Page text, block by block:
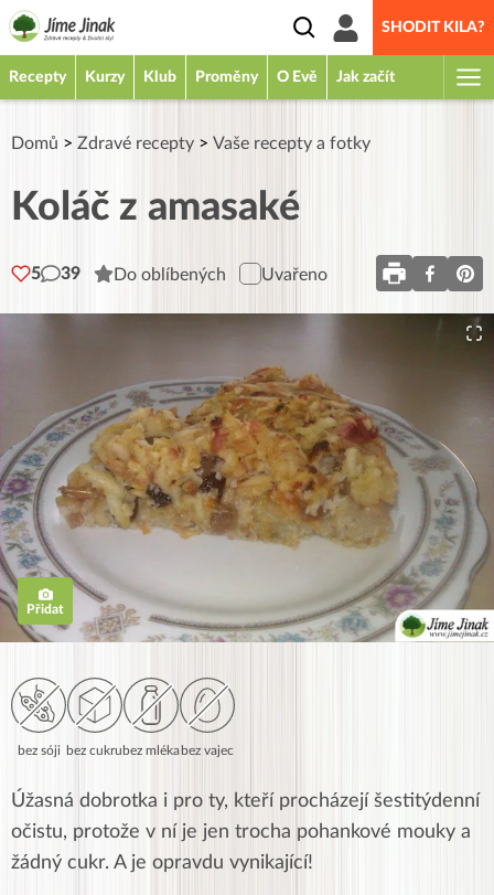
SHODIT KILA?
Recepty Kurzy Klub Proměny O Evě Jak začít
Domů > Zdravé recepty > Vaše recepty a fotky
Koláč z amasaké
5 39 Do oblíbených Uvařeno
Přidat
bez sóji bez cukru bez mléka bez vajec
Úžasná dobrotka i pro ty, kteří procházejí šestitýdenní
očistu, protože v ní je jen trocha pohankové mouky a
žádný cukr. A je opravdu vynikající!